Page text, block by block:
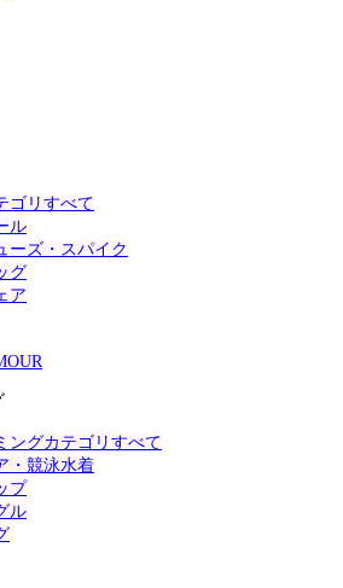
ゴリすべて
ル
ーズ・スパイク
グ
ア
ングカテゴリすべて
・競泳水着
プ
ル